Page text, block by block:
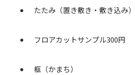
たたみ（置き敷き・敷き込み）
フロアカットサンプル300円
框（かまち）